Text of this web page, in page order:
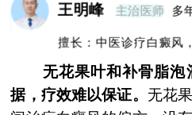
王明峰 主治医师 多
擅长：中医诊疗白癜风
无花果叶和补骨脂泡
据，疗效难以保证。 无花